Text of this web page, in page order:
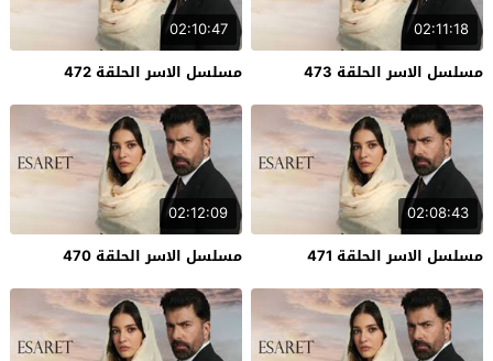
02:11:18
مسلسل الاسر الحلقة 473
02:10:47
مسلسل الاسر الحلقة 472
02:08:43
مسلسل الاسر الحلقة 471
02:12:09
مسلسل الاسر الحلقة 470